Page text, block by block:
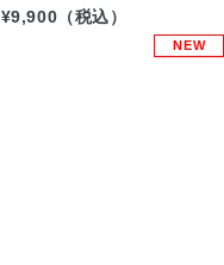
¥9,900（税込）
NEW